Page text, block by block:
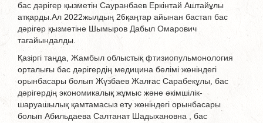
бас дәрігер қызметін Сауранбаев Еркінтай Аштайұлы
атқарды.Ал 2022жылдың 26қаңтар айынан бастап бас
дәрігер қызметіне Шымыров Дабыл Омарович
тағайындалды.
Қазіргі таңда, Жамбыл облыстық фтизиопульмонология
орталығы бас дәрігердің медицина бөлімі жөніндегі
орынбасары болып Жүзбаев Жалғас Сарабекұлы, бас
дәрігердің экономикалық жұмыс және әкімшілік-
шаруашылық қамтамасыз ету жөніндегі орынбасары
болып Абильдаева Салтанат Шадыхановна , бас